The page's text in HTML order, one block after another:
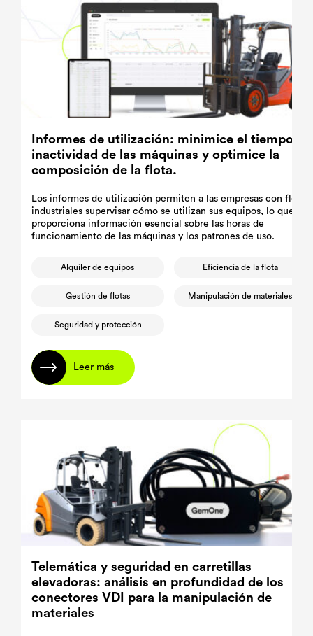
Informes de utilización: minimice el tiempo de
inactividad de las máquinas y optimice la
composición de la flota.
Los informes de utilización permiten a las empresas con flotas
industriales supervisar cómo se utilizan sus equipos, lo que
proporciona información esencial sobre las horas de
funcionamiento de las máquinas y los patrones de uso.
Alquiler de equipos Eficiencia de la flota
Gestión de flotas Manipulación de materiales
Seguridad y protección
Leer más
Telemática y seguridad en carretillas
elevadoras: análisis en profundidad de los
conectores VDI para la manipulación de
materiales